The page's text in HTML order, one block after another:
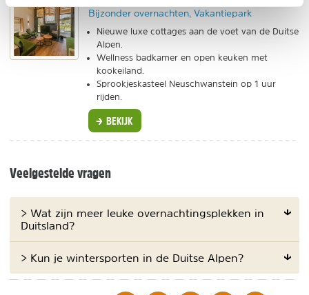
Bijzonder overnachten, Vakantiepark
Nieuwe luxe cottages aan de voet van de Duitse
Alpen.
Wellness badkamer en open keuken met
kookeiland.
Sprookjeskasteel Neuschwanstein op 1 uur
rijden.
BEKIJK
Veelgestelde vragen
> Wat zijn meer leuke overnachtingsplekken in
Duitsland?
> Kun je wintersporten in de Duitse Alpen?